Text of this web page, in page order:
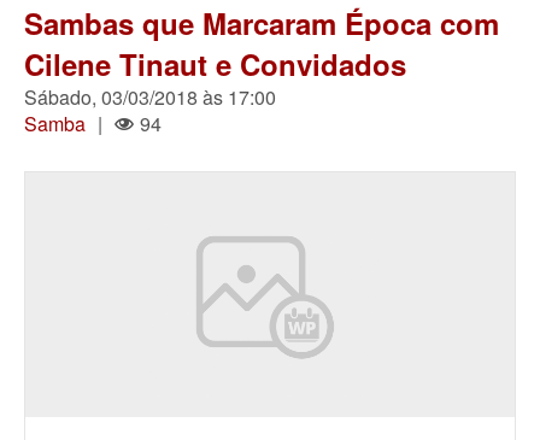
Sambas que Marcaram Época com
Cilene Tinaut e Convidados
Sábado, 03/03/2018 às 17:00
Samba | 94